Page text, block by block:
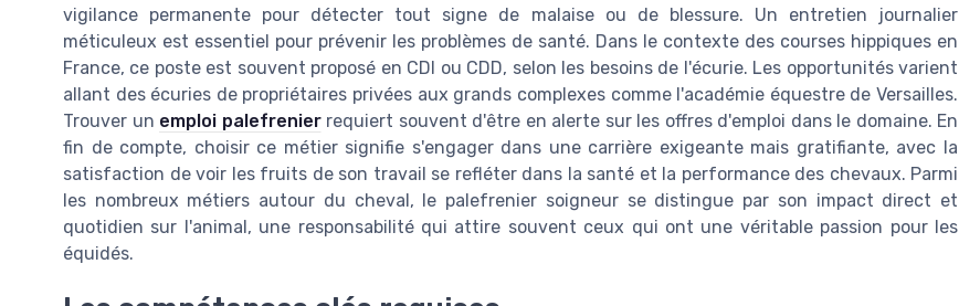
vigilance permanente pour détecter tout signe de malaise ou de blessure. Un entretien journalier
méticuleux est essentiel pour prévenir les problèmes de santé. Dans le contexte des courses hippiques en
France, ce poste est souvent proposé en CDI ou CDD, selon les besoins de l'écurie. Les opportunités varient
allant des écuries de propriétaires privées aux grands complexes comme l'académie équestre de Versailles.
Trouver un emploi palefrenierrequiert souvent d'être en alerte sur les offres d'emploi dans le domaine. En
fin de compte, choisir ce métier signifie s'engager dans une carrière exigeante mais gratifiante, avec la
satisfaction de voir les fruits de son travail se refléter dans la santé et la performance des chevaux. Parmi
les nombreux métiers autour du cheval, le palefrenier soigneur se distingue par son impact direct et
quotidien sur l'animal, une responsabilité qui attire souvent ceux qui ont une véritable passion pour les
équidés.